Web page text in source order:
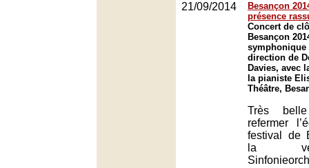
21/09/2014
Besançon
présence
Concert de
Besançon
symphonique
direction de
Davies, avec
la pianiste
Théâtre,
Très
refermer
festival de
la